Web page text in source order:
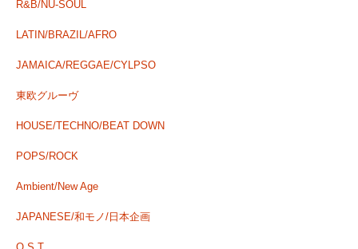
R&B/NU-SOUL
LATIN/BRAZIL/AFRO
JAMAICA/REGGAE/CYLPSO
東欧グルーヴ
HOUSE/TECHNO/BEAT DOWN
POPS/ROCK
Ambient/New Age
JAPANESE/和モノ/日本企画